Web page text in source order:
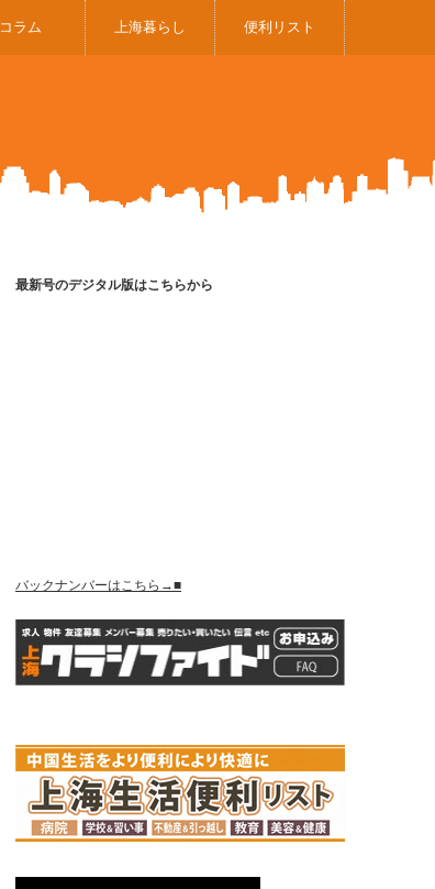
コラム 上海暮らし 便利リスト
最新号のデジタル版はこちらから
バックナンバーはこちら→■